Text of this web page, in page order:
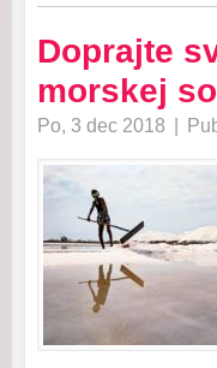
Doprajte
morskej
Po, 3 dec 2018 |